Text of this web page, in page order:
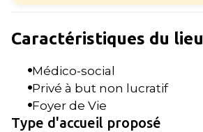
Caractéristiques du lieu
Médico-social
Privé à but non lucratif
Foyer de Vie
Type d'accueil proposé